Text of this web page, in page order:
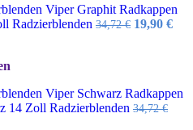
Radkappen
Radzierblenden 34,72€ 19,90 €
Radkappen
14 Zoll Radzierblenden 34,72€